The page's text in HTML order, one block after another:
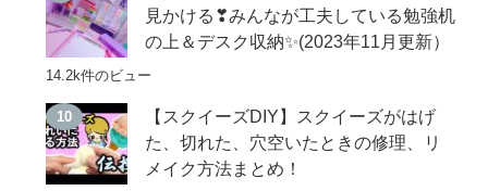
見かける❣みんなが工夫している勉強机
の上＆デスク収納✨(2023年11月更新）
14.2k件のビュー
【スクイーズDIY】スクイーズがはげ
た、切れた、穴空いたときの修理、リ
メイク方法まとめ！